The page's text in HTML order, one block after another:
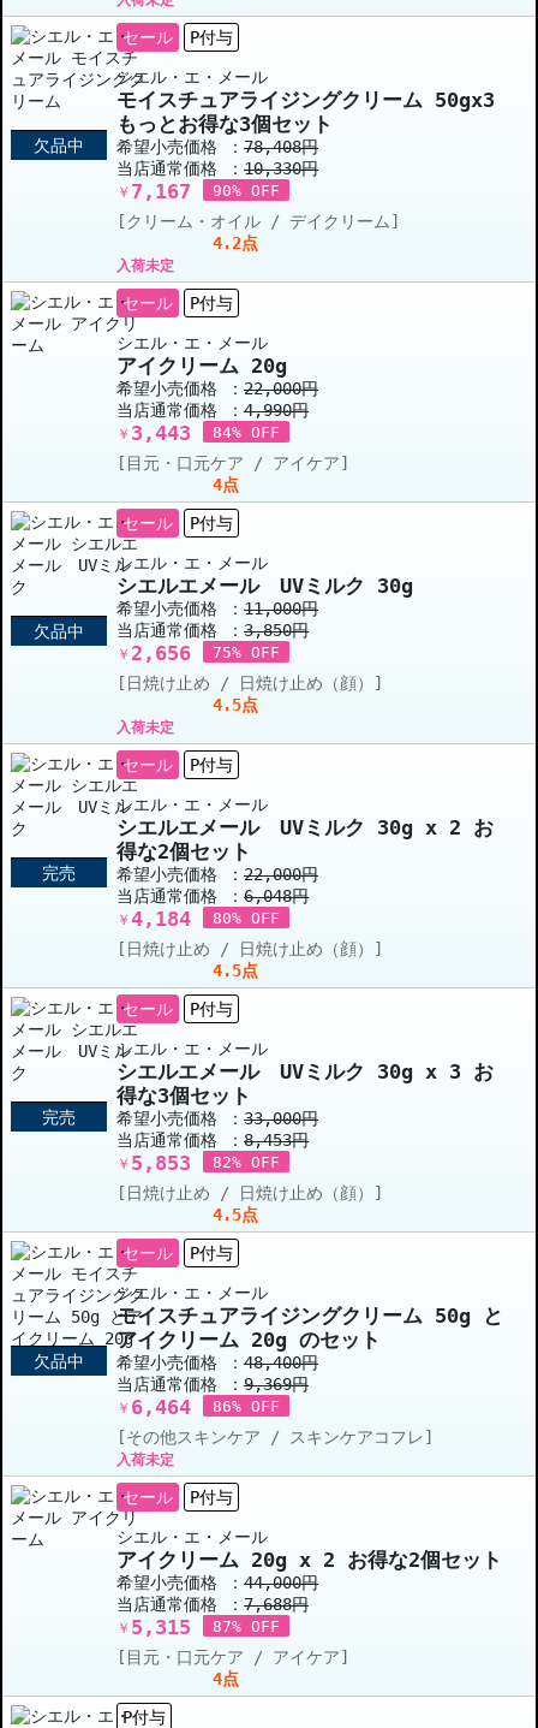
欠品中
セール P付与
シエル・エ・メール
モイスチュアライジングクリーム 50gx3
もっとお得な3個セット
希望小売価格 ： 78,408円
当店通常価格 ： 10,330円
￥ 7,167 90% OFF
[クリーム・オイル / デイクリーム]
4.2点
入荷未定
セール P付与
シエル・エ・メール
アイクリーム 20g
希望小売価格 ： 22,000円
当店通常価格 ： 4,990円
￥ 3,443 84% OFF
[目元・口元ケア / アイケア]
4点
欠品中
セール P付与
シエル・エ・メール
シエルエメール UVミルク 30g
希望小売価格 ： 11,000円
当店通常価格 ： 3,850円
￥ 2,656 75% OFF
[日焼け止め / 日焼け止め（顔）]
4.5点
入荷未定
完売
セール P付与
シエル・エ・メール
シエルエメール UVミルク 30g x 2 お
得な2個セット
希望小売価格 ： 22,000円
当店通常価格 ： 6,048円
￥ 4,184 80% OFF
[日焼け止め / 日焼け止め（顔）]
4.5点
完売
セール P付与
シエル・エ・メール
シエルエメール UVミルク 30g x 3 お
得な3個セット
希望小売価格 ： 33,000円
当店通常価格 ： 8,453円
￥ 5,853 82% OFF
[日焼け止め / 日焼け止め（顔）]
4.5点
欠品中
セール P付与
シエル・エ・メール
モイスチュアライジングクリーム 50g と
アイクリーム 20g のセット
希望小売価格 ： 48,400円
当店通常価格 ： 9,369円
￥ 6,464 86% OFF
[その他スキンケア / スキンケアコフレ]
入荷未定
セール P付与
シエル・エ・メール
アイクリーム 20g x 2 お得な2個セット
希望小売価格 ： 44,000円
当店通常価格 ： 7,688円
￥ 5,315 87% OFF
[目元・口元ケア / アイケア]
4点
P付与